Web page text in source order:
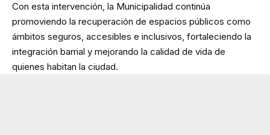
Con esta intervención, la Municipalidad continúa
promoviendo la recuperación de espacios públicos como
ámbitos seguros, accesibles e inclusivos, fortaleciendo la
integración barrial y mejorando la calidad de vida de
quienes habitan la ciudad.